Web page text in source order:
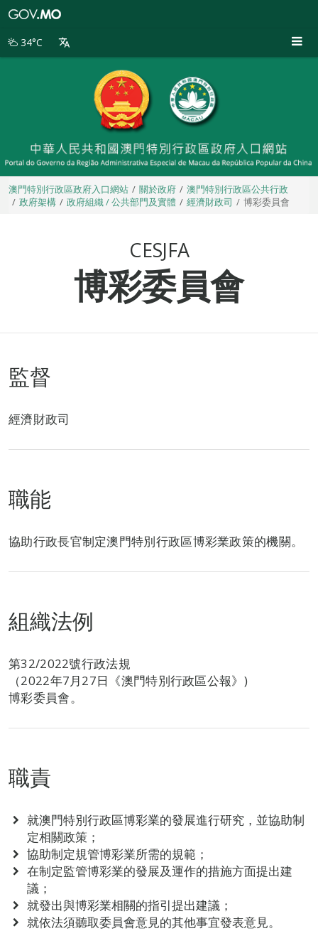
別
34°C
澳門特別行政區政府入口網站 關於政府
澳門特別行政區公共行政
政府架構
政府組織 / 公共部門及實體 經濟財政司 博彩委員會
CESJFA
博彩委員會
監督
經濟財政司
職能
協助行政長官制定澳門特別行政區博彩業政策的機關。
組織法例
第32/2022號行政法規
（2022年7月27日《澳門特別行政區公報》)
博彩委員會。
職責
就澳門特別行政區博彩業的發展進行研究，並協助制
定相關政策；
協助制定規管博彩業所需的規範；
在制定監管博彩業的發展及運作的措施方面提出建
議；
就發出與博彩業相關的指引提出建議；
就依法須聽取委員會意見的其他事宜發表意見。